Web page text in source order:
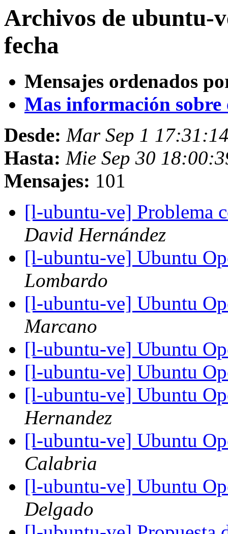
Archivos de ubuntu-
fecha
Mensajes ordenados
Mas información sobre
Desde: Mar Sep 1
Hasta: Mie Sep 30
Mensajes: 101
[l-ubuntu-ve] Problema
David Hernández
[l-ubuntu-ve] Ubuntu
Lombardo
[l-ubuntu-ve] Ubuntu
Marcano
[l-ubuntu-ve] Ubuntu
[l-ubuntu-ve] Ubuntu
[l-ubuntu-ve] Ubuntu
Hernandez
[l-ubuntu-ve] Ubuntu
Calabria
[l-ubuntu-ve] Ubuntu
Delgado